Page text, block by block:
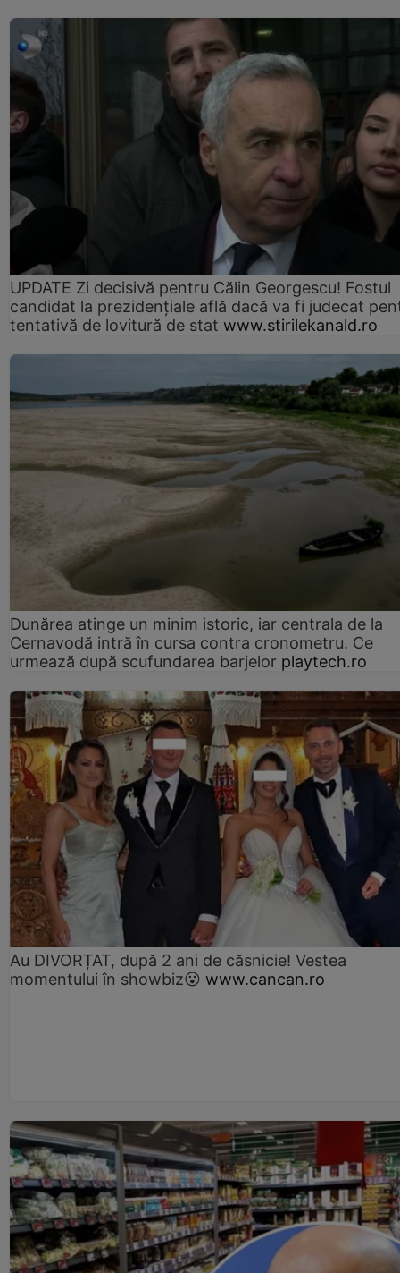
UPDATE Zi decisivă pentru Călin Georgescu! Fostul
candidat la prezidențiale află dacă va fi judecat
tentativă de lovitură de stat www.stirilekanald.ro
Dunărea atinge un minim istoric, iar centrala de la
Cernavodă intră în cursa contra cronometru. Ce
urmează după scufundarea barjelor playtech.ro
Au DIVORȚAT, după 2 ani de căsnicie! Vestea
momentului în showbiz😮 www.cancan.ro